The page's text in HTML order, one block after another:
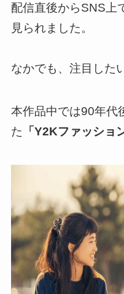
配信直後からSNS上
見られました。
なかでも、注目した
本作品中では90年代
た 「Y2Kファッショ